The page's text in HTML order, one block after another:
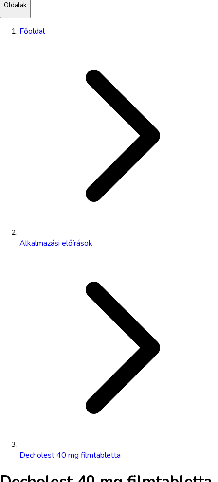
Oldalak
Főoldal
Alkalmazási előírások
Decholest 40 mg filmtabletta